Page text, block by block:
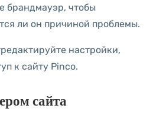
брандмауэр, чтобы
ли он причиной проблемы.
настройки,
к сайту Pinco.
сайта